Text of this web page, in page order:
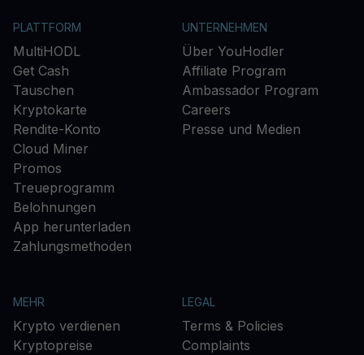
PLATTFORM
MultiHODL
Get Cash
Tauschen
Kryptokarte
Rendite-Konto
Cloud Miner
Promos
Treueprogramm
Belohnungen
App herunterladen
Zahlungsmethoden
UNTERNEHMEN
Über YouHodler
Affiliate Program
Ambassador Program
Careers
Presse und Medien
MEHR
Krypto verdienen
Kryptopreise
LEGAL
Terms & Policies
Complaints